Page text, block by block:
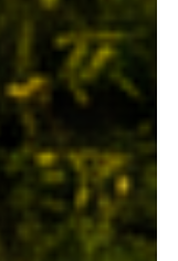
1446.96€
1474.46€
1434.46 €